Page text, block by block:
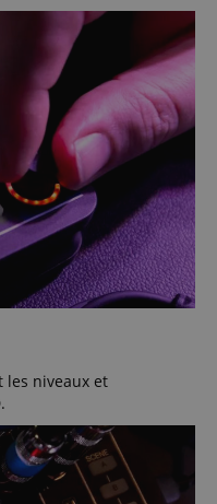
les niveaux et